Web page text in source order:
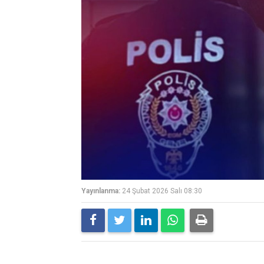
Yayınlanma: 24 Şubat 2026 Salı 08:30